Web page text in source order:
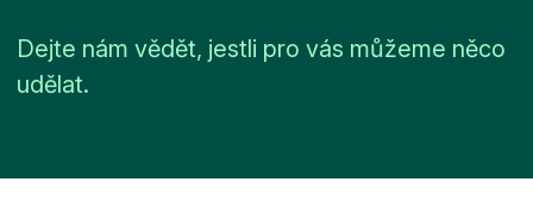
Dejte nám vědět, jestli pro vás můžeme něco
udělat.